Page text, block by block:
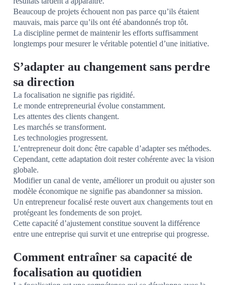
Beaucoup de projets échouent non pas parce qu’ils étaient
mauvais, mais parce qu’ils ont été abandonnés trop tôt.
La discipline permet de maintenir les efforts suffisamment
longtemps pour mesurer le véritable potentiel d’une initiative.
S’adapter au changement sans perdre
sa direction
La focalisation ne signifie pas rigidité.
Le monde entrepreneurial évolue constamment.
Les attentes des clients changent.
Les marchés se transforment.
Les technologies progressent.
L’entrepreneur doit donc être capable d’adapter ses méthodes.
Cependant, cette adaptation doit rester cohérente avec la vision
globale.
Modifier un canal de vente, améliorer un produit ou ajuster son
modèle économique ne signifie pas abandonner sa mission.
Un entrepreneur focalisé reste ouvert aux changements tout en
protégeant les fondements de son projet.
Cette capacité d’ajustement constitue souvent la différence
entre une entreprise qui survit et une entreprise qui progresse.
Comment entraîner sa capacité de
focalisation au quotidien